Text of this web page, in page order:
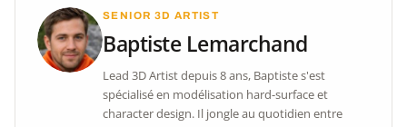
SENIOR 3D ARTIST
Baptiste Lemarchand
Lead 3D Artist depuis 8 ans, Baptiste s'est
spécialisé en modélisation hard-surface et
character design. Il jongle au quotidien entre